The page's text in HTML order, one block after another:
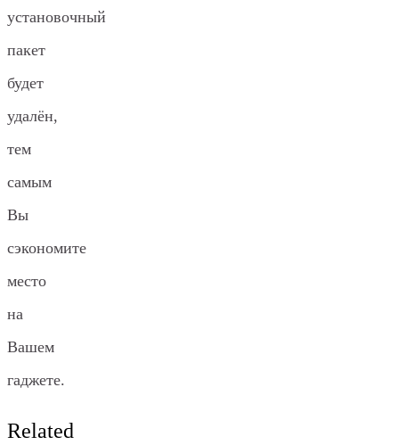
установочный
пакет
будет
удалён,
тем
самым
Вы
сэкономите
место
на
Вашем
гаджете.
Related